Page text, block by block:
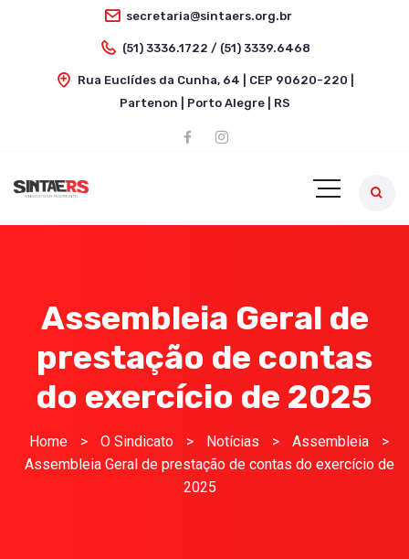
secretaria@sintaers.org.br
(51) 3336.1722 / (51) 3339.6468
Rua Euclídes da Cunha, 64 | CEP 90620-220 |
Partenon | Porto Alegre | RS
Assembleia Geral de
prestação de contas
do exercício de 2025
Home > O Sindicato > Notícias > Assembleia
>
Assembleia Geral de prestação de contas do exercício de
2025